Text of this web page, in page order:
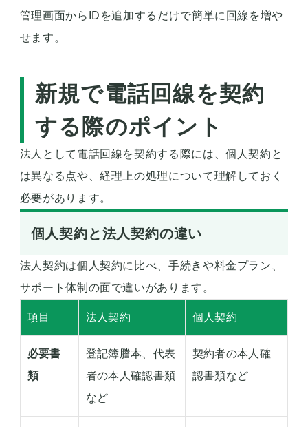
管理画面からIDを追加するだけで簡単に回線を増や
せます。
新規で電話回線を契約
する際のポイント
法人として電話回線を契約する際には、個人契約と
は異なる点や、経理上の処理について理解しておく
必要があります。
個人契約と法人契約の違い
法人契約は個人契約に比べ、手続きや料金プラン、
サポート体制の面で違いがあります。
項目 法人契約 個人契約
必要書
類
登記簿謄本、代表
者の本人確認書類
など
契約者の本人確
認書類など